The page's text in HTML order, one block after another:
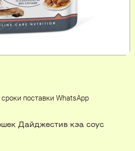
поставки WhatsApp
Дайджестив кэа соус